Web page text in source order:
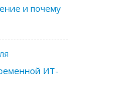
и почему
ИТ-